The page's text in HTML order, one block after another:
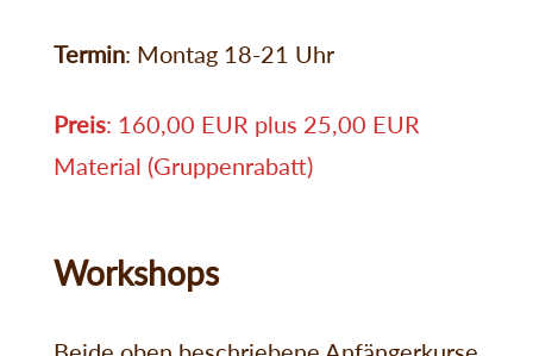
Termin: Montag 18-21 Uhr
Preis: 160,00 EUR plus 25,00 EUR
Material (Gruppenrabatt)
Workshops